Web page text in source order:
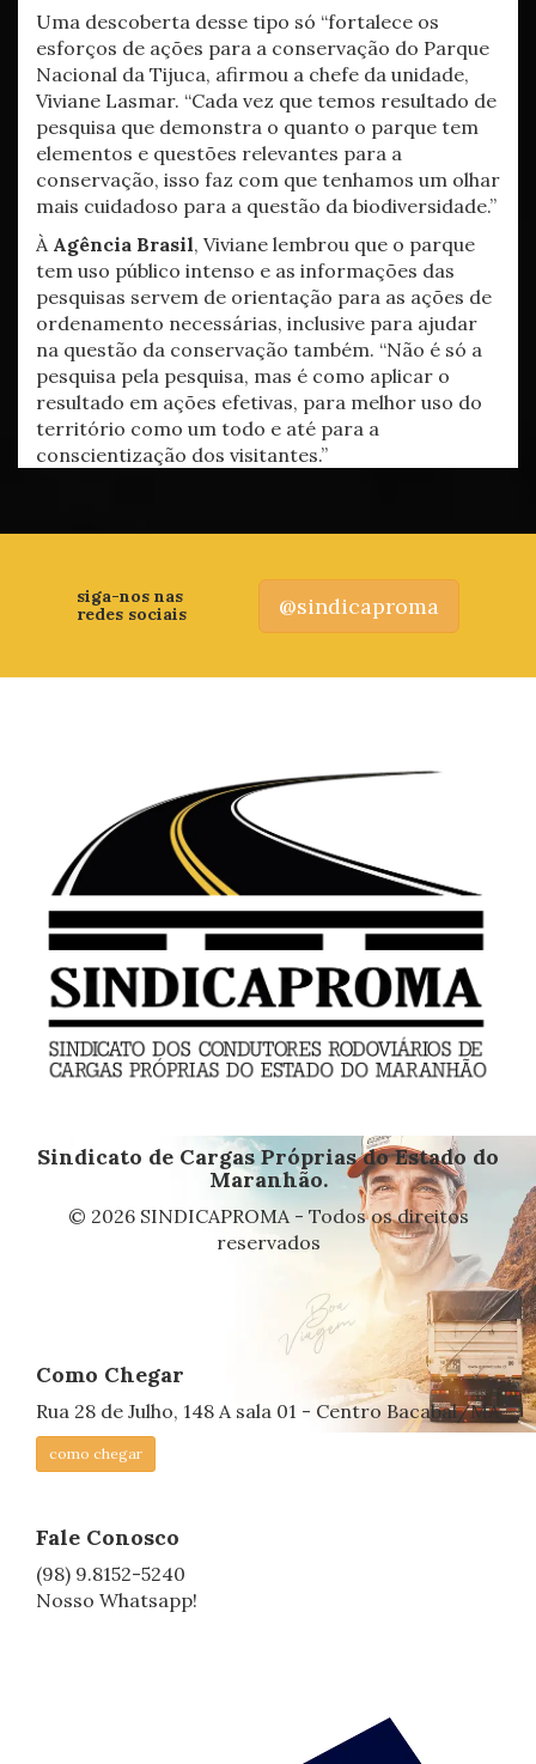
Uma descoberta desse tipo só “fortalece os
esforços de ações para a conservação do Parque
Nacional da Tijuca, afirmou a chefe da unidade,
Viviane Lasmar. “Cada vez que temos resultado de
pesquisa que demonstra o quanto o parque tem
elementos e questões relevantes para a
conservação, isso faz com que tenhamos um olhar
mais cuidadoso para a questão da biodiversidade.”
À Agência Brasil, Viviane lembrou que o parque
tem uso público intenso e as informações das
pesquisas servem de orientação para as ações de
ordenamento necessárias, inclusive para ajudar
na questão da conservação também. “Não é só a
pesquisa pela pesquisa, mas é como aplicar o
resultado em ações efetivas, para melhor uso do
território como um todo e até para a
conscientização dos visitantes.”
siga-nos nas
redes sociais
@sindicaproma
Sindicato de Cargas Próprias do Estado do
Maranhão.
© 2026 SINDICAPROMA - Todos os direitos
reservados
Como Chegar
Rua 28 de Julho, 148 A sala 01 - Centro Bacabal/MA
como chegar
Fale Conosco
(98) 9.8152-5240
Nosso Whatsapp!